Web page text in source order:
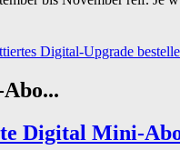
Digital-Upgrade
Digital Mini-